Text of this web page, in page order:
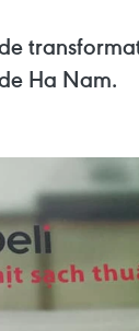
Ha Nam.